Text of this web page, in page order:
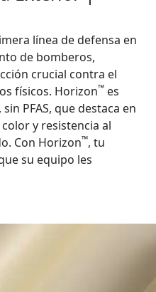
línea de defensa en
de bomberos,
crucial contra el
físicos. Horizon™ es
PFAS, que destaca en
y resistencia al
Con Horizon™, tu
su equipo les